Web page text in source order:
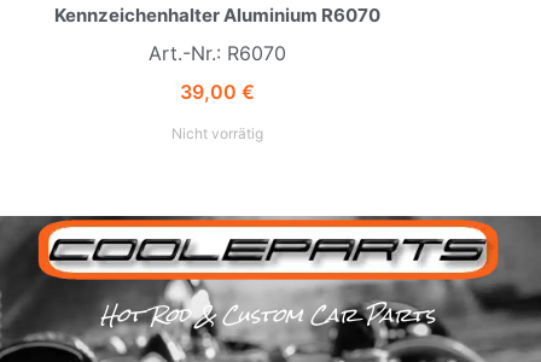
Kennzeichenhalter Aluminium R6070
Art.-Nr.: R6070
39,00 €
Nicht vorrätig
Hot Rod & Custom Car Parts